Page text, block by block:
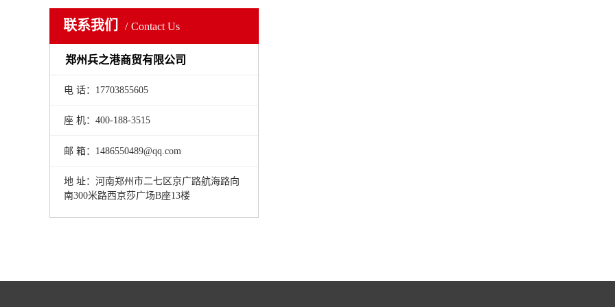
联系我们 Contact Us
郑州兵之港商贸有限公司
电 话：17703855605
座 机：400-188-3515
邮 箱：1486550489@qq.com
地 址：河南郑州市二七区京广路航海路向
南300米路西京莎广场B座13楼